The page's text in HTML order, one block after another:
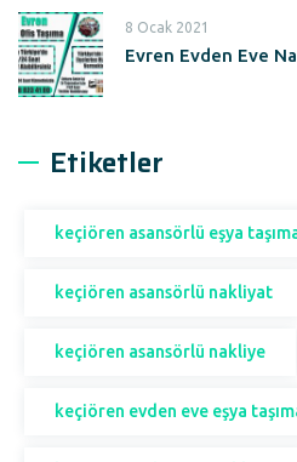
8 Ocak 2021
Evren Evden Eve
Etiketler
keçiören asansörlü eşya
keçiören asansörlü nakliyat
keçiören asansörlü nakliye
keçiören evden eve eşya